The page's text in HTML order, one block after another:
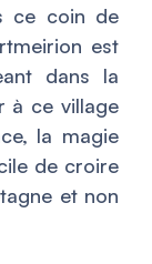
ce coin de
est
dans la
à ce village
la magie
de croire
et non